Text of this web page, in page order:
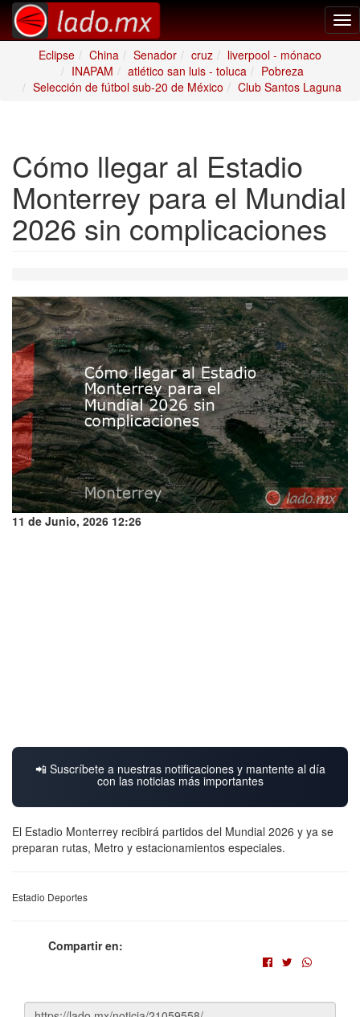
Eclipse
China Senador cruz
liverpool - mónaco
INAPAM
atlético san luis - toluca
Pobreza
Selección de fútbol sub-20 de México
Club Santos Laguna
Cómo llegar al Estadio
Monterrey para el Mundial
2026 sin complicaciones
11 de Junio, 2026 12:26
📲 Suscríbete a nuestras notificaciones y mantente al día
con las noticias más importantes
El Estadio Monterrey recibirá partidos del Mundial 2026 y ya se
preparan rutas, Metro y estacionamientos especiales.
Estadio Deportes
Compartir en: